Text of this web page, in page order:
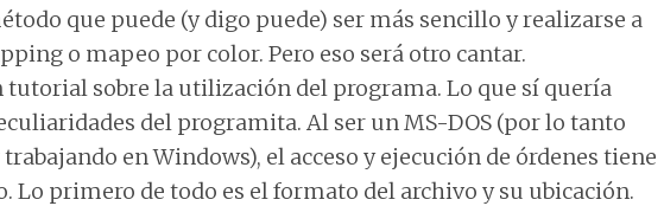
que puede (y digo puede) ser más sencillo y realizarse a
o mapeo por color. Pero eso será otro cantar.
tutorial sobre la utilización del programa. Lo que sí quería
del programita. Al ser un MS-DOS (por lo tanto
en Windows), el acceso y ejecución de órdenes tiene
Lo primero de todo es el formato del archivo y su ubicación.